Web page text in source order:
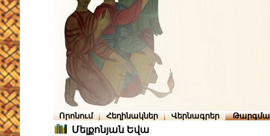
Որոնում Հեղինակներ Վերնագրեր
Մելքոնյան Եվա